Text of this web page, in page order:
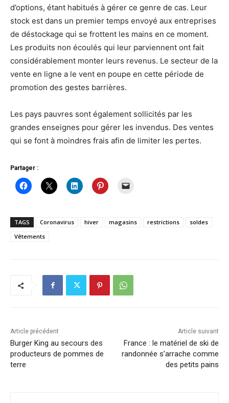
d’options, étant habitués à gérer ce genre de cas. Leur
stock est dans un premier temps envoyé aux entreprises
de déstockage qui se frottent les mains en ce moment.
Les produits non écoulés qui leur parviennent ont fait
considérablement monter leurs revenus. Le secteur de la
vente en ligne a le vent en poupe en cette période de
promotion des gestes barrières.
Les pays pauvres sont également sollicités par les
grandes enseignes pour gérer les invendus. Des ventes
qui se font à moindres frais afin de limiter les pertes.
Partager :
TAGS Coronavirus hiver magasins restrictions
soldes
Vêtements
Article précédent
Burger King au secours des
producteurs de pommes de
terre
Article suivant
France : le matériel de ski de
randonnée s’arrache comme
des petits pains